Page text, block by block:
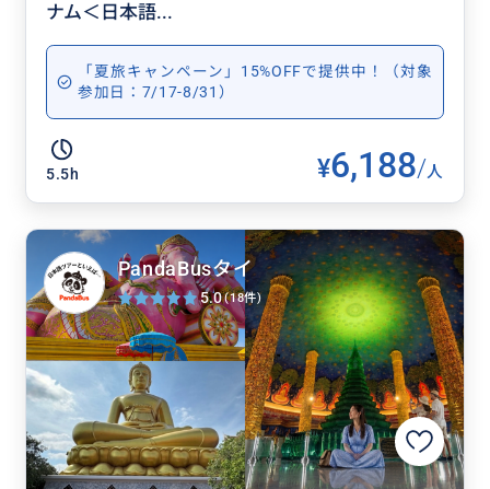
ナム＜日本語...
「夏旅キャンペーン」15%OFFで提供中！（対象
参加日：7/17-8/31）
5.5h ¥6,188/人
PandaBusタイ
5.0(18件)